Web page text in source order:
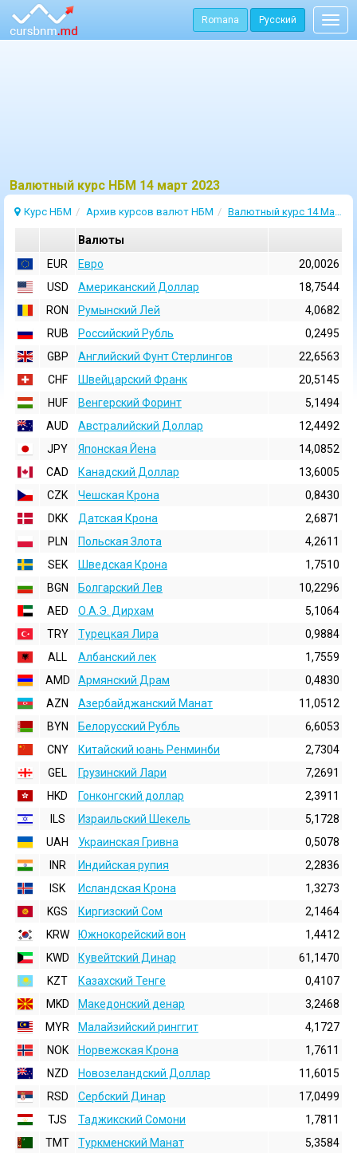
Romana Русский
Bалютный курс НБМ 14 март 2023
Курс НБМ Архив курсов валют НБМ Валютный курс 14 Март 2023
Валюты
EUR
Евро
20,0026
USD
Aмериканский Доллар
18,7544
RON
Румынский Лей
4,0682
RUB
Российский Рубль
0,2495
GBP
Английский Фунт Стерлингов
22,6563
CHF
Швейцарский Франк
20,5145
HUF
Венгерский Форинт
5,1494
AUD
Австралийский Доллар
12,4492
JPY
Японская Йена
14,0852
CAD
Канадский Доллар
13,6005
CZK
Чешская Крона
0,8430
DKK
Датская Крона
2,6871
PLN
Польская Злота
4,2611
SEK
Шведская Крона
1,7510
BGN
Болгарский Лев
10,2296
AED
О.А.Э. Дирхам
5,1064
TRY
Турецкая Лира
0,9884
ALL
Албанский лек
1,7559
AMD
Армянский Драм
0,4830
AZN
Азербайджанский Манат
11,0512
BYN
Белорусский Рубль
6,6053
CNY
Китайский юань Ренминби
2,7304
GEL
Грузинский Лари
7,2691
HKD
Гонконгский доллаp
2,3911
ILS
Израильский Шекель
5,1728
UAH
Украинская Гривна
0,5078
INR
Индийская pупия
2,2836
ISK
Исландская Крона
1,3273
KGS
Киргизский Сом
2,1464
KRW
Южнокорейский вон
1,4412
KWD
Кувейтский Динар
61,1470
KZT
Казахский Тенге
0,4107
MKD
Македонский денар
3,2468
MYR
Малайзийский ринггит
4,1727
NOK
Норвежская Крона
1,7611
NZD
Новозеландский Доллар
11,6015
RSD
Сербский Динар
17,0499
TJS
Таджикский Сомони
1,7811
TMT
Туркменский Манат
5,3584